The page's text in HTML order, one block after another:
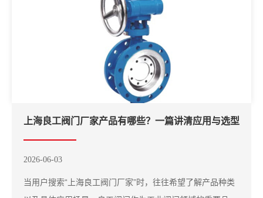
上海良工阀门厂家产品有哪些？一篇讲清应用与选型
2026-06-03
当用户搜索“上海良工阀门厂家”时，往往希望了解产品种类